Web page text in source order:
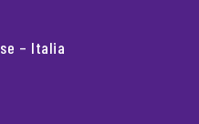
– Italia